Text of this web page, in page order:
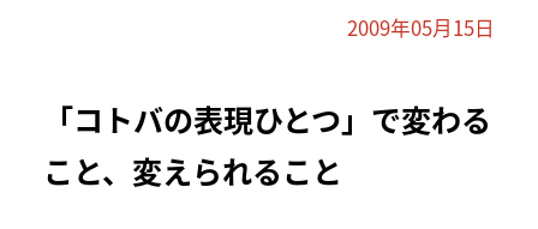
2009年05月15日
「コトバの表現ひとつ」で変わる
こと、変えられること